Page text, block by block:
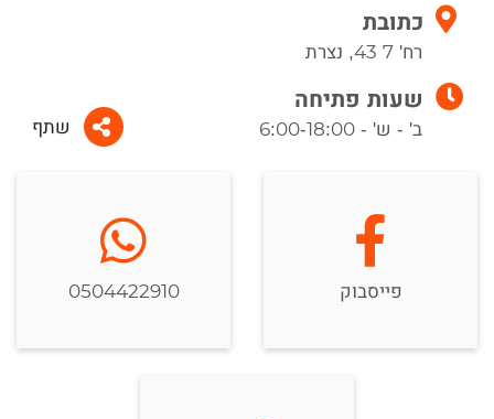
כתובת
רח' 7 43, נצרת
שעות פתיחה
ב' - ש' - 6:00-18:00 שתף
פייסבוק 0504422910